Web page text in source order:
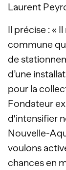
Laurent
Il précise : «
commune
de
d’une
pour la
Fondateur
d'intensifier
Nouvelle-
voulons
chances en